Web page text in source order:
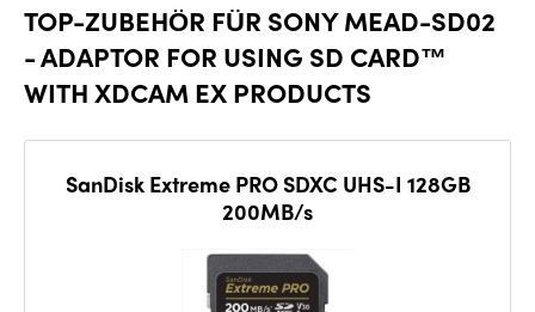
TOP-ZUBEHÖR FÜR SONY MEAD-SD02
- ADAPTOR FOR USING SD CARD™
WITH XDCAM EX PRODUCTS
SanDisk Extreme PRO SDXC UHS-I 128GB
200MB/s